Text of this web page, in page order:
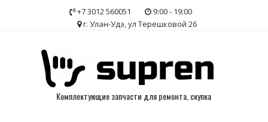
+7 3012 560051
9:00 - 19:00
г. Улан-Удэ, ул Терешковой 26
Комплектующие запчасти для ремонта, скупка